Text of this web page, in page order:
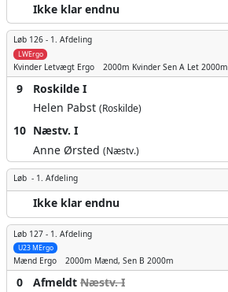
Ikke klar endnu
Løb 126 - 1. Afdeling
LWErgo
Kvinder Letvægt Ergo 2000m Kvinder Sen A Let 2000m
9
Roskilde I
Helen Pabst (Roskilde)
10 Næstv. I
Anne Ørsted (Næstv.)
Løb - 1. Afdeling
Ikke klar endnu
Løb 127 - 1. Afdeling
U23 MErgo
Mænd Ergo 2000m Mænd, Sen B 2000m
0 AfmeldtNæstv. I